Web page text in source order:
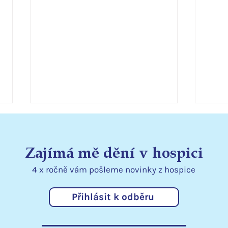
Statutární město Liberec
Zajímá mě dění v hospici
4 x ročně vám pošleme novinky z hospice
Přihlásit k odběru